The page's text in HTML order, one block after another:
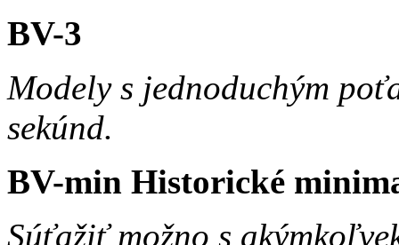
BV-3
Modely s jednoduchým
sekúnd.
BV-min Historické
Súťažiť možno s